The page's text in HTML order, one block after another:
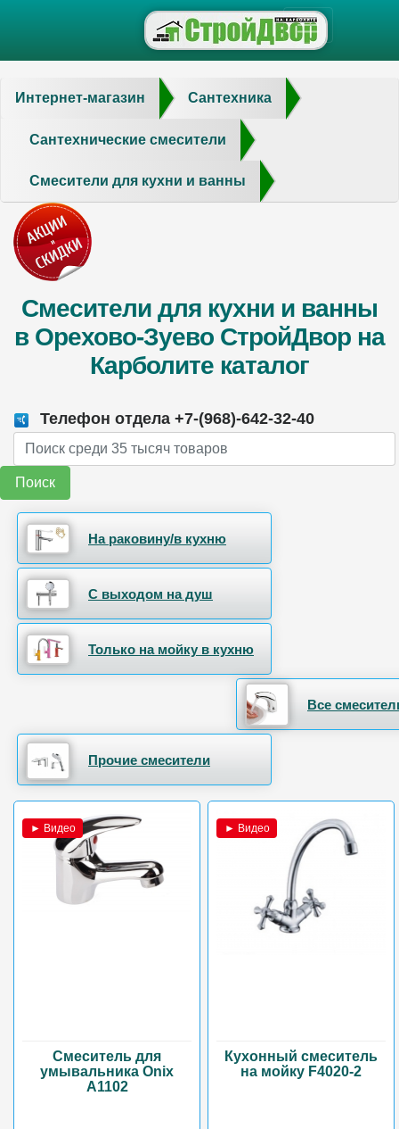
Интернет-магазин Сантехника
Сантехнические смесители
Смесители для кухни и ванны
Смесители для кухни и ванны
в Орехово-Зуево СтройДвор на
Карболите каталог
Телефон отдела +7-(968)-642-32-40
Поиск
На раковину/в кухню
С выходом на душ
Только на мойку в кухню
Все
Прочие смесители
► Видео
Смеситель для
умывальника Onix
А1102
► Видео
Кухонный смеситель
на мойку F4020-2